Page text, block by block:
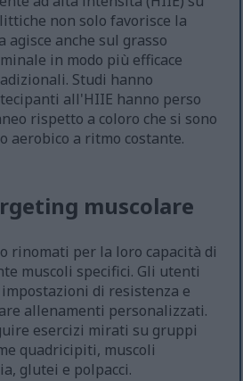
non solo favorisce la
agisce anche sul grasso
in modo più efficace
Studi hanno
all'HIIE hanno perso
rispetto a coloro che si sono
aerobico a ritmo costante.
muscolare
rinomati per la loro capacità di
muscoli specifici. Gli utenti
di resistenza e
allenamenti personalizzati.
esercizi mirati su gruppi
quadricipiti, muscoli
glutei e polpacci.